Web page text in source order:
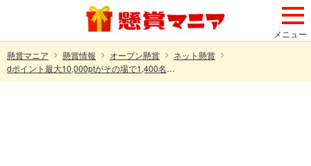
メニュー
懸賞マニア
懸賞情報 オープン懸賞
ネット懸賞
dポイント最大10,000ptがその場で1,400名様＋100名様に当たる！dポイントマーケットのXキャンペーン